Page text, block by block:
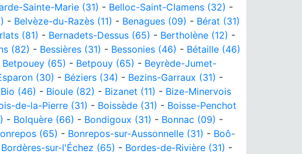
Sainte-Marie (31) - Belloc-Saint-Clamens (32) -
- Belvèze-du-Razès (11) - Benagues (09) - Bérat (31)
(81) - Bernadets-Dessus (65) - Bertholène (12) -
(82) - Bessières (31) - Bessonies (46) - Bétaille (46)
Betpouey (65) - Betpouy (65) - Beyrède-Jumet-
(30) - Béziers (34) - Bezins-Garraux (31) -
Bio (46) - Bioule (82) - Bizanet (11) - Bize-Minervois
de-la-Pierre (31) - Boissède (31) - Boisse-Penchot
- Bolquère (66) - Bondigoux (31) - Bonnac (09) -
(65) - Bonrepos-sur-Aussonnelle (31) - Boô-
Bordères-sur-l'Échez (65) - Bordes-de-Rivière (31) -